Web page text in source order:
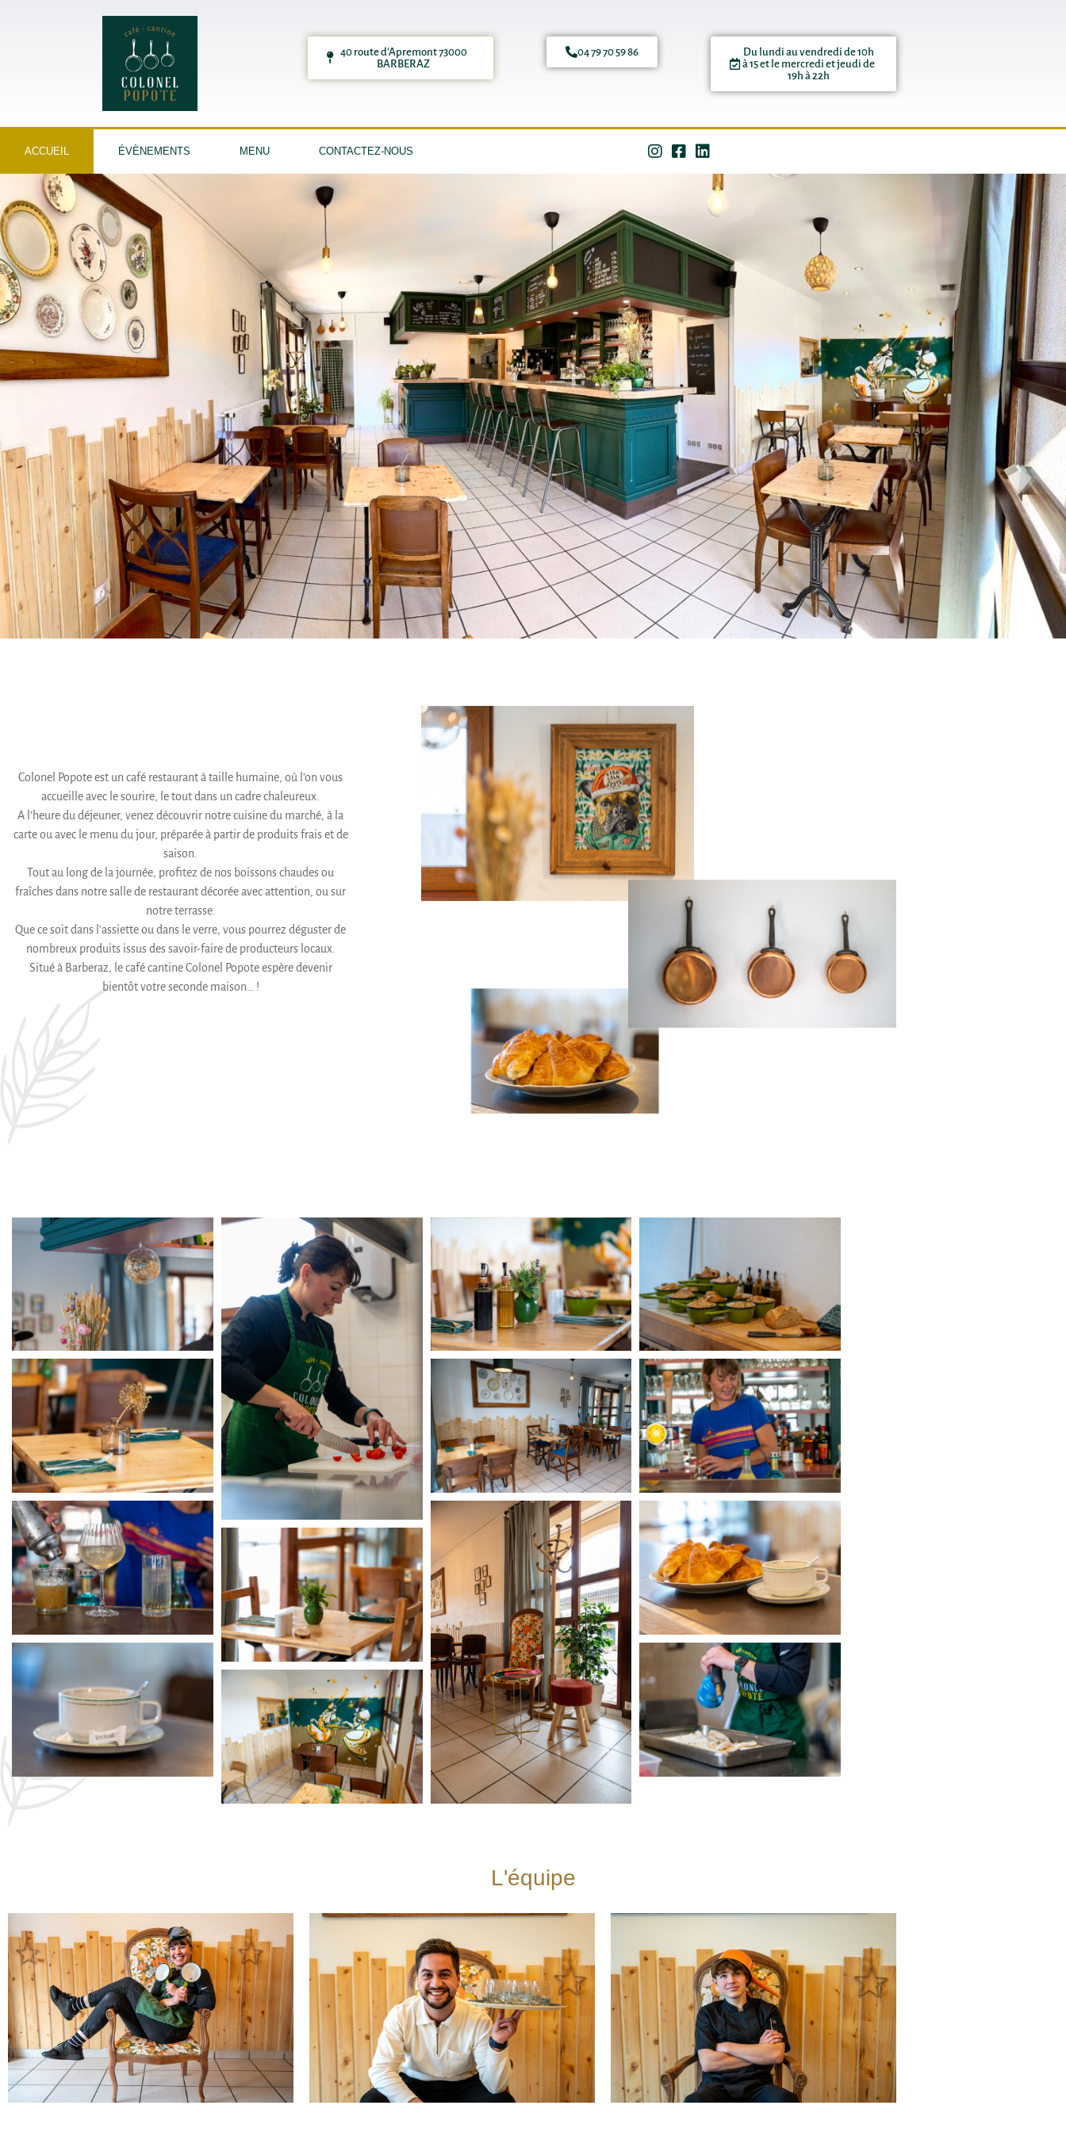
40 route d'Apremont 73000
BARBERAZ
04 79 70 59 86
Du lundi au vendredi de 10h
à 15 et le mercredi et jeudi de
19h à 22h
ACCUEIL ÉVÈNEMENTS MENU CONTACTEZ-NOUS
Colonel Popote est un café restaurant à taille humaine, où l’on vous
accueille avec le sourire, le tout dans un cadre chaleureux.
A l’heure du déjeuner, venez découvrir notre cuisine du marché, à la
carte ou avec le menu du jour, préparée à partir de produits frais et de
saison.
Tout au long de la journée, profitez de nos boissons chaudes ou
fraîches dans notre salle de restaurant décorée avec attention, ou sur
notre terrasse.
Que ce soit dans l’assiette ou dans le verre, vous pourrez déguster de
nombreux produits issus des savoir-faire de producteurs locaux.
Situé à Barberaz, le café cantine Colonel Popote espère devenir
bientôt votre seconde maison… !
L'équipe